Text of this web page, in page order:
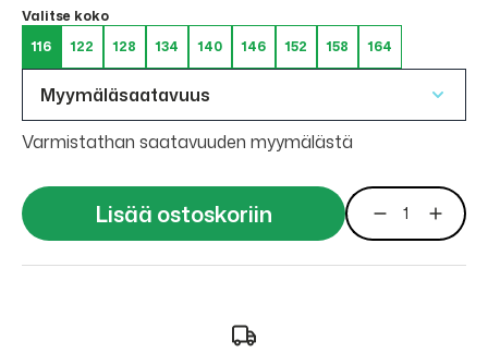
Valitse koko
116
122 128 134 140 146 152 158 164
Myymäläsaatavuus
Varmistathan saatavuuden myymälästä
Lisää ostoskoriin